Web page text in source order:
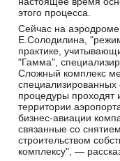
этого процесса.
Сейчас на
Е.Солодилина,
практике,
"Гамма",
Сложный комплекс
процедуры проходят
территории
бизнес-авиации
связанные со
строительством
комплексу", —